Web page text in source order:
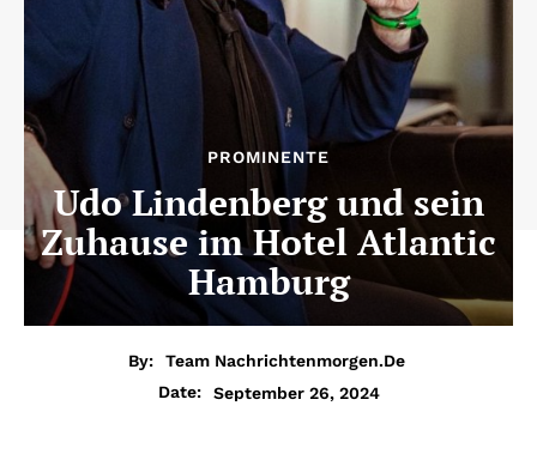
PROMINENTE
Udo Lindenberg und sein
Zuhause im Hotel Atlantic
Hamburg
By:
Team Nachrichtenmorgen.de
Date:
September 26, 2024